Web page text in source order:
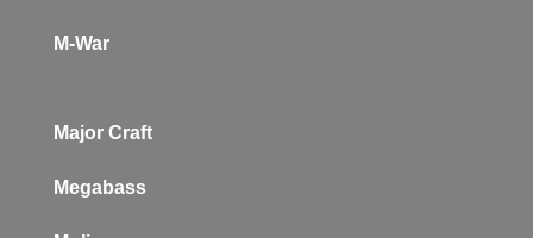
M-War
Major Craft
Megabass